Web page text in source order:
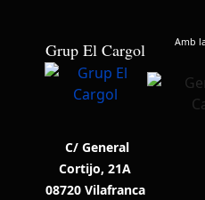
Grup El Cargol Amb
C/ General
Cortijo, 21A
08720 Vilafranca